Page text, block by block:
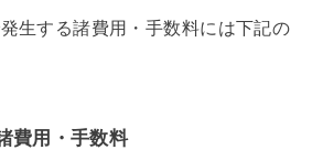
生する諸費用・手数料には下記の
費用・手数料